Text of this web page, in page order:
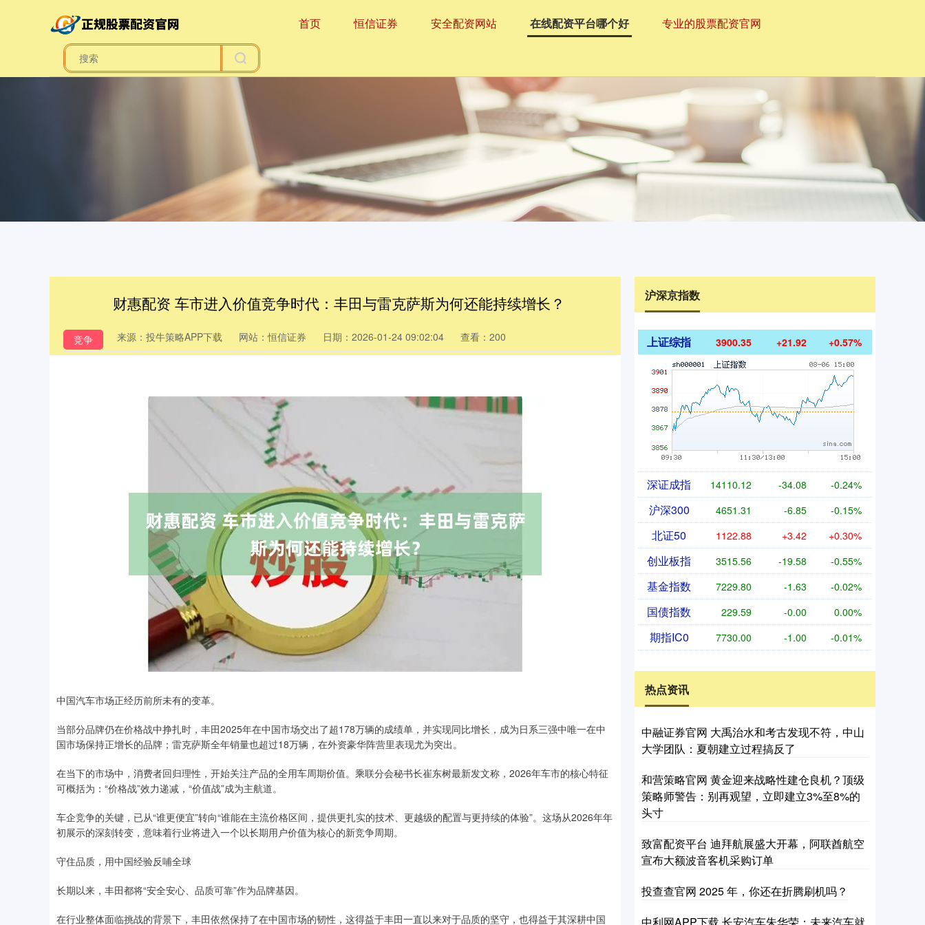
首页 恒信证券 安全配资网站 在线配资平台哪个好 专业的股票配资官网
财惠配资 车市进入价值竞争时代：丰田与雷克萨斯为何还能持续增长？
竞争 来源：投牛策略APP下载 网站：恒信证券 日期：2026-01-24 09:02:04 查看：200
中国汽车市场正经历前所未有的变革。
当部分品牌仍在价格战中挣扎时，丰田2025年在中国市场交出了超178万辆的成绩单，并实现同比增长，成为日系三强中唯一在中
国市场保持正增长的品牌；雷克萨斯全年销量也超过18万辆，在外资豪华阵营里表现尤为突出。
在当下的市场中，消费者回归理性，开始关注产品的全用车周期价值。乘联分会秘书长崔东树最新发文称，2026年车市的核心特征
可概括为：“价格战”效力递减，“价值战”成为主航道。
车企竞争的关键，已从“谁更便宜”转向“谁能在主流价格区间，提供更扎实的技术、更越级的配置与更持续的体验”。这场从2026年年
初展示的深刻转变，意味着行业将进入一个以长期用户价值为核心的新竞争周期。
守住品质，用中国经验反哺全球
长期以来，丰田都将“安全安心、品质可靠”作为品牌基因。
在行业整体面临挑战的背景下，丰田依然保持了在中国市场的韧性，这得益于丰田一直以来对于品质的坚守，也得益于其深耕中国
沪深京指数
上证综指 3900.35 +21.92 +0.57%
深证成指 14110.12 -34.08 -0.24%
沪深300 4651.31 -6.85 -0.15%
北证50 1122.88 +3.42 +0.30%
创业板指 3515.56 -19.58 -0.55%
基金指数 7229.80 -1.63 -0.02%
国债指数 229.59 -0.00 0.00%
期指IC0 7730.00 -1.00 -0.01%
热点资讯
中融证券官网 大禹治水和考古发现不符，中山
大学团队：夏朝建立过程搞反了
和营策略官网 黄金迎来战略性建仓良机？顶级
策略师警告：别再观望，立即建立3%至8%的
头寸
致富配资平台 迪拜航展盛大开幕，阿联酋航空
宣布大额波音客机采购订单
投查查官网 2025 年，你还在折腾刷机吗？